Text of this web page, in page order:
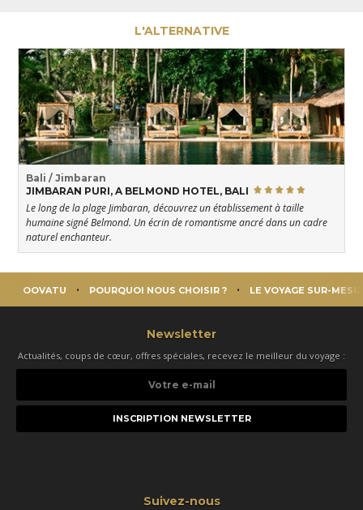
L'ALTERNATIVE
Bali / Jimbaran
JIMBARAN PURI, A BELMOND HOTEL, BALI
Le long de la plage Jimbaran, découvrez un établissement à taille
humaine signé Belmond. Un écrin de romantisme ancré dans un cadre
naturel enchanteur.
OOVATU POURQUOI NOUS CHOISIR ? LE VOYAGE SUR-
Newsletter
Actualités, coups de cœur, offres spéciales, recevez le meilleur du voyage :
e-
Suivez-nous